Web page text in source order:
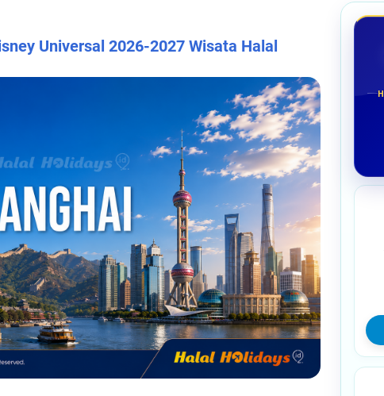
Universal 2026-2027 Wisata Halal